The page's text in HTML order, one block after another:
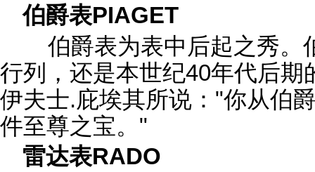
伯爵表PIAGET
伯爵表为表中后起之秀。
行列，还是本世纪40年代后期
伊夫士.庇埃其所说："你从伯
件至尊之宝。"
雷达表RADO